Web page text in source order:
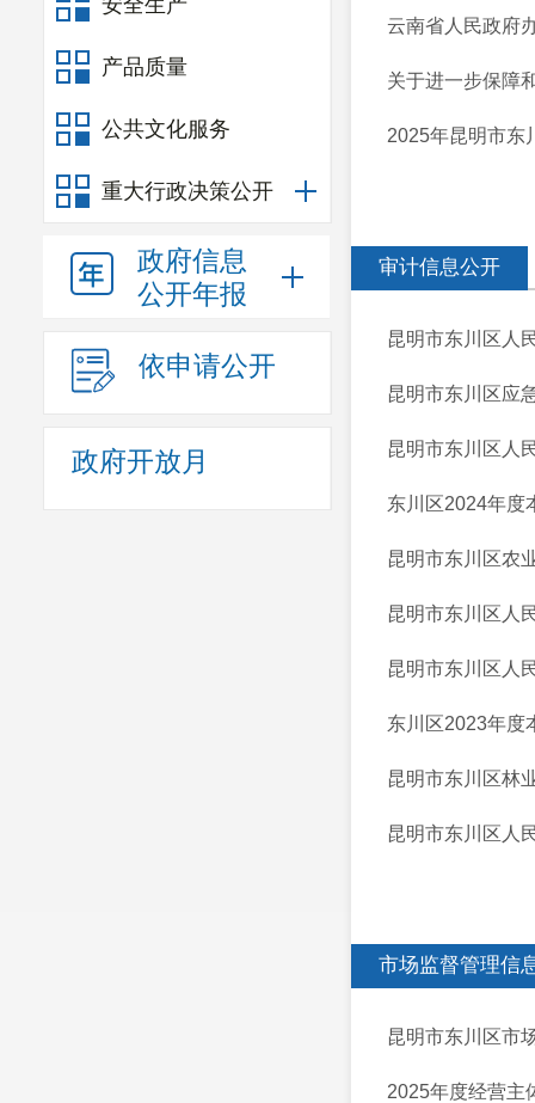
安全生产
产品质量
公共文化服务
重大行政决策公开
政府信息
公开年报
依申请公开
政府开放月
云南省人民政府
关于进一步保障
2025年昆明市东
审计信息公开
昆明市东川区人
昆明市东川区应
昆明市东川区人
东川区2024年度
昆明市东川区农
昆明市东川区人
昆明市东川区人
东川区2023年度
昆明市东川区林
昆明市东川区人
市场监督管理信
昆明市东川区市
2025年度经营主